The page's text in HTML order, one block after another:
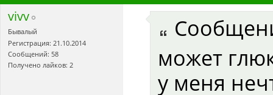
vivv
Бывалый
Регистрация: 21.10.2014
Сообщений: 58
Получено лайков: 2
может
у меня